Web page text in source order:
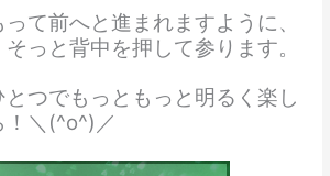
て前へと進まれますように、
っと背中を押して参ります。
とつでもっともっと明るく楽し
！＼(^o^)／